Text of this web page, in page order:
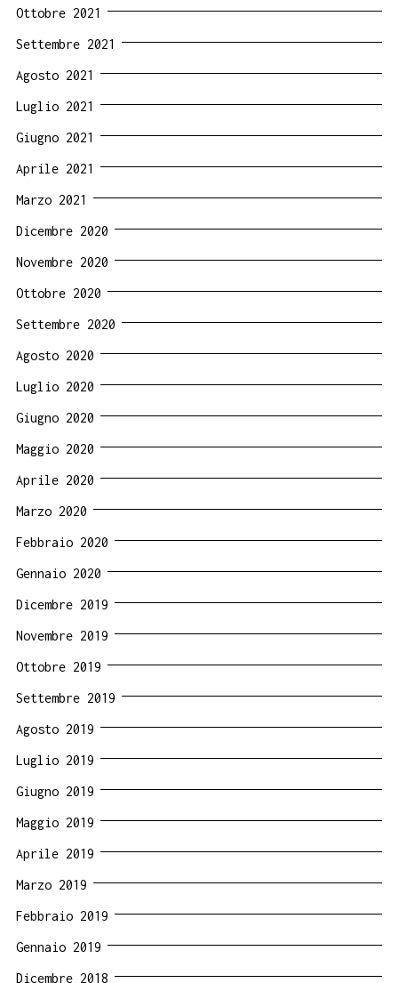
Ottobre 2021
Settembre 2021
Agosto 2021
Luglio 2021
Giugno 2021
Aprile 2021
Marzo 2021
Dicembre 2020
Novembre 2020
Ottobre 2020
Settembre 2020
Agosto 2020
Luglio 2020
Giugno 2020
Maggio 2020
Aprile 2020
Marzo 2020
Febbraio 2020
Gennaio 2020
Dicembre 2019
Novembre 2019
Ottobre 2019
Settembre 2019
Agosto 2019
Luglio 2019
Giugno 2019
Maggio 2019
Aprile 2019
Marzo 2019
Febbraio 2019
Gennaio 2019
Dicembre 2018